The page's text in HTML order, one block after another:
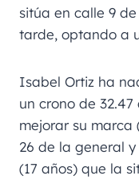
sitúa en calle 9
tarde, optando a
Isabel Ortiz ha
un crono de
mejorar su marca
26 de la general
(17 años) que la